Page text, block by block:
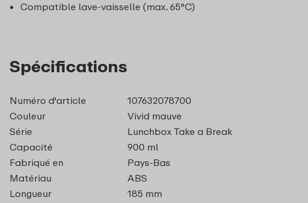
Compatible lave-vaisselle (max. 65°C)
Spécifications
Numéro d'article
107632078700
Couleur
Vivid mauve
Série
Lunchbox Take a Break
Capacité
900 ml
Fabriqué en
Pays-Bas
Matériau
ABS
Longueur
185 mm